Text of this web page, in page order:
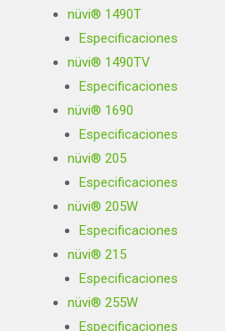
nüvi® 1490T
Especificaciones
nüvi® 1490TV
Especificaciones
nüvi® 1690
Especificaciones
nüvi® 205
Especificaciones
nüvi® 205W
Especificaciones
nüvi® 215
Especificaciones
nüvi® 255W
Especificaciones